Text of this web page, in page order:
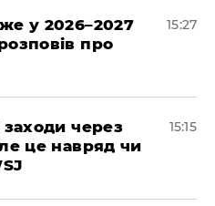
у 2026–2027
про
15:27
заходи через
це навряд чи
15:15